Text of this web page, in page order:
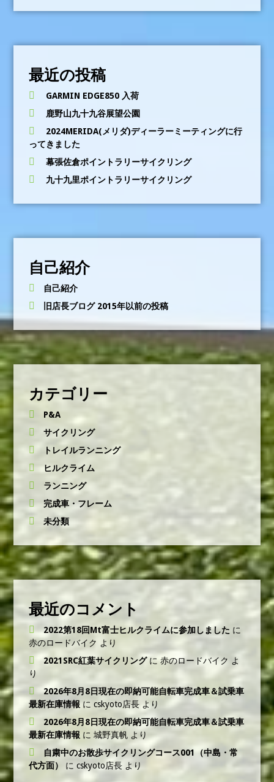
始
最近の投稿
GARMIN EDGE850 入荷
鹿野山九十九谷展望公園
2024MERIDA(メリダ)ディーラーミーティングに行
ってきました
幕張佐倉ポイントラリーサイクリング
九十九里ポイントラリーサイクリング
自己紹介
自己紹介
旧店長ブログ 2015年以前の投稿
カテゴリー
P&A
サイクリング
トレイルランニング
ヒルクライム
ランニング
完成車・フレーム
未分類
最近のコメント
2022第18回Mt富士ヒルクライムに参加しました に
赤のロードバイク より
2021SRC紅葉サイクリングに赤のロードバイク よ
り
2026年8月8日現在の即納可能自転車完成車＆試乗車
最新在庫情報 に cskyoto店長より
2026年8月8日現在の即納可能自転車完成車＆試乗車
最新在庫情報 に 城野真帆より
自粛中のお散歩サイクリングコース001（中島・常
代方面）
に cskyoto店長より